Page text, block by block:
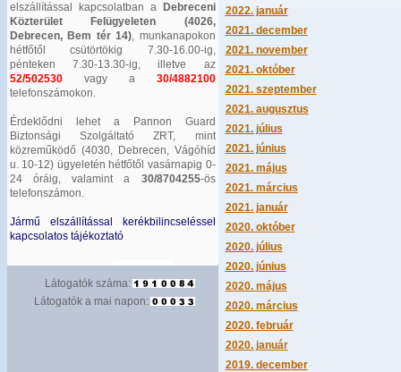
elszállítással kapcsolatban a
Debreceni
Közterület Felügyeleten (4026,
Debrecen, Bem tér 14), munkanapokon
hétfőtől csütörtökig 7.30-16.00-ig,
pénteken 7.30-13.30-ig, illetve az
52/502530vagy a 30/4882100
telefonszámokon.
Érdeklődni lehet a Pannon Guard
Biztonsági Szolgáltató ZRT, mint
közreműködő (4030, Debrecen, Vágóhíd
u. 10-12) ügyeletén hétfőtől vasárnapig 0-
24 óráig, valamint a 30/8704255-ös
telefonszámon.
Jármű elszállítással kerékbilincseléssel
kapcsolatos tájékoztató
Látogatók száma:
Látogatók a mai napon:
2022. január
2021. december
2021. november
2021. október
2021. szeptember
2021. augusztus
2021. július
2021. június
2021. május
2021. március
2021. január
2020. október
2020. július
2020. június
2020. május
2020. március
2020. február
2020. január
2019. december